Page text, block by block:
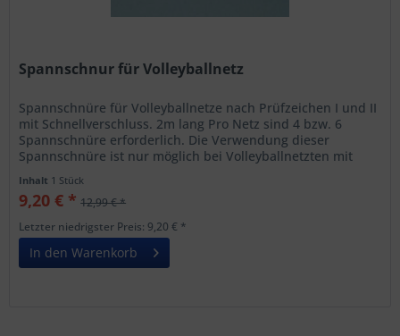
Spannschnur für Volleyballnetz
Spannschnüre für Volleyballnetze nach Prüfzeichen I und II
mit Schnellverschluss. 2m lang Pro Netz sind 4 bzw. 6
Spannschnüre erforderlich. Die Verwendung dieser
Spannschnüre ist nur möglich bei Volleyballnetzten mit
Inhalt 1 Stück
9,20 € * 12,99 € *
Letzter niedrigster Preis: 9,20 € *
In den Warenkorb